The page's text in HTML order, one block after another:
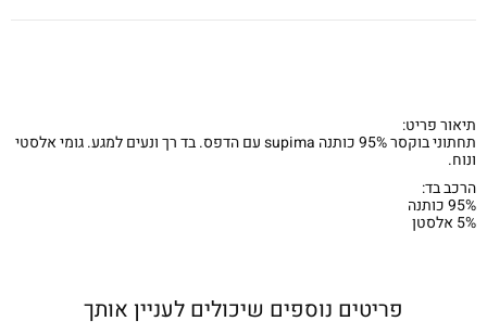
תיאור פריט:
תחתוני בוקסר 95% כותנה supima עם הדפס. בד רך ונעים למגע. גומי אלסטי
ונוח.
הרכב בד:
95% כותנה
5% אלסטן
פריטים נוספים שיכולים לעניין אותך